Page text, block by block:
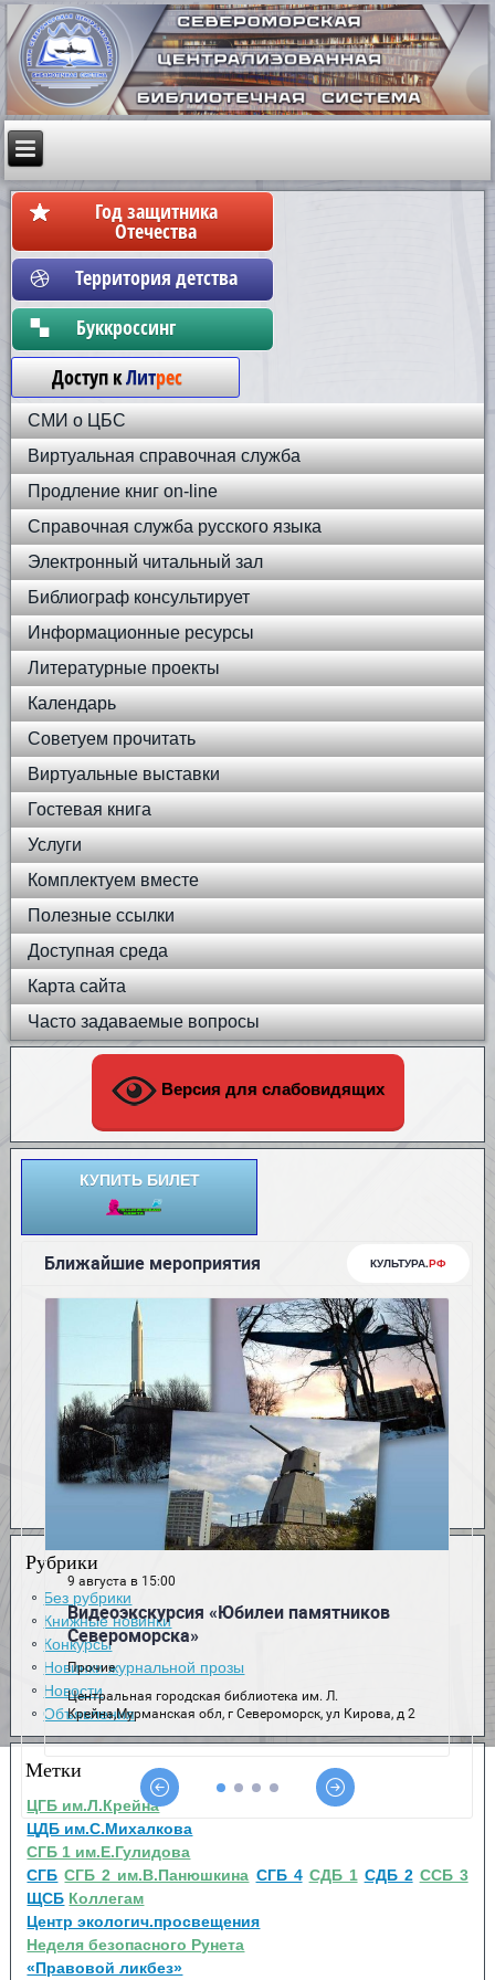
Год защитника
Отечества
Территория детства
Бyккpoccинг
Доступ кЛитрес
СМИ о ЦБС
Виртуальная справочная служба
Продление книг on-line
Справочная служба русского языка
Электронный читальный зал
Библиограф консультирует
Информационные ресурсы
Литературные проекты
Календарь
Советуем прочитать
Виртуальные выставки
Гостевая книга
Услуги
Комплектуем вместе
Полезные ссылки
Доступная среда
Карта сайта
Часто задаваемые вопросы
Версия для слабовидящих
КУПИТЬ БИЛЕТ
Рубрики
Без рубрики
Книжные новинки
Конкурсы
Новинки журнальной прозы
Новости
Объявления
Метки
ЦГБ им.Л.Крейна
ЦДБ им.С.Михалкова
СГБ 1 им.Е.Гулидова
СГБ СГБ 2 им.В.Панюшкина СГБ 4 СДБ 1 СДБ 2 ССБ 3
ЩСБ Коллегам
Центр экологич.просвещения
Неделя безопасного Рунета
«Правовой ликбез»